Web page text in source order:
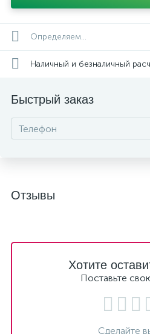
Определяем...
Наличный и безналичный
Быстрый заказ
Отзывы
Хотите
Поставьте
Сделайте